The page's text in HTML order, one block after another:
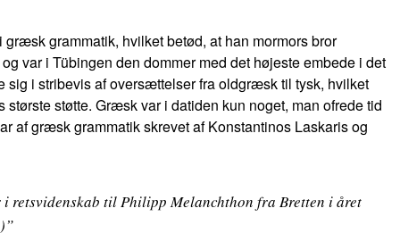
grammatik, hvilket betød, at han mormors bror
var i Tübingen den dommer med det højeste embede i det
i stribevis af oversættelser fra oldgræsk til tysk, hvilket
støtte. Græsk var i datiden kun noget, man ofrede tid
af græsk grammatik skrevet af Konstantinos Laskaris og
retsvidenskab til Philipp Melanchthon fra Bretten i året